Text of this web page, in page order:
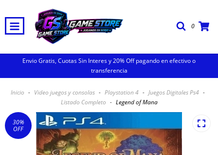
0
Envio Gratis, Cuotas Sin Interes y 20% Off pagando en efectivo o
transferencia
Inicio - Video juegos y consolas - Playstation 4 - Juegos Digitales Ps4 -
Listado Completo - Legend of Mana
30%
OFF